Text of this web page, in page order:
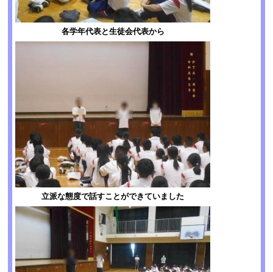
各学年代表と生徒会代表から
立派な態度で話すことができていました